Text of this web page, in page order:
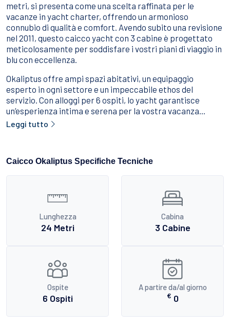
Cibo E Bevande
Come Prenotare
Termini e Condizioni
Stai Cercando un Caicco?
Contattaci
metri, si presenta come una scelta raffinata per le
vacanze in yacht charter, offrendo un armonioso
connubio di qualità e comfort. Avendo subito una revisione
nel 2011, questo caicco yacht con 3 cabine è progettato
meticolosamente per soddisfare i vostri piani di viaggio in
blu con eccellenza.
Okaliptus offre ampi spazi abitativi, un equipaggio
esperto in ogni settore e un impeccabile ethos del
servizio. Con alloggi per 6 ospiti, lo yacht garantisce
un’esperienza intima e serena per la vostra vacanza...
Leggi tutto
Caicco Okaliptus Specifiche Tecniche
Lunghezza
24 Metri
Cabina
3 Cabine
Ospite
6 Ospiti
A partire da/al giorno
€ 0